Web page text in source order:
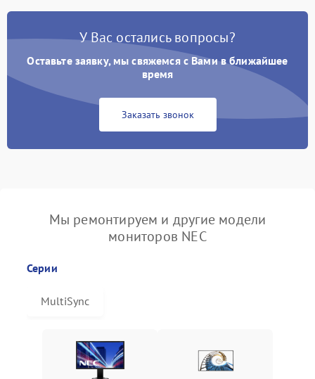
У Вас остались вопросы?
Оставьте заявку, мы свяжемся с Вами в ближайшее
время
Заказать звонок
Мы ремонтируем и другие модели
мониторов NEC
Серии
MultiSync